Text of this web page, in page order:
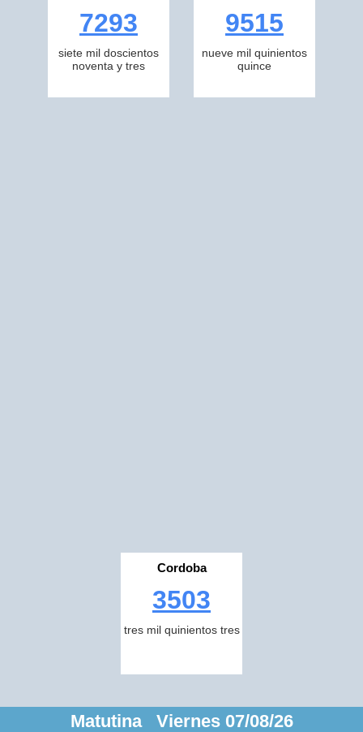
7293
siete mil doscientos
noventa y tres
9515
nueve mil quinientos
quince
Cordoba
3503
tres mil quinientos tres
Matutina Viernes 07/08/26